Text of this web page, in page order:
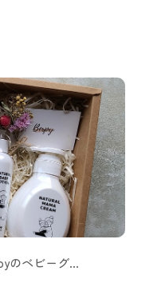
のベビーグ…